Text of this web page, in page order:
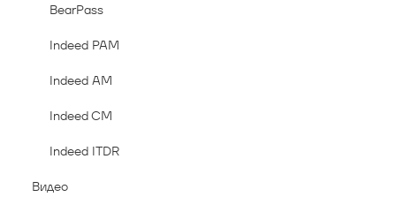
BearPass
Indeed PAM
Indeed AM
Indeed CM
Indeed ITDR
Видео